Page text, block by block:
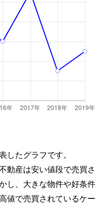
したグラフです。
動産は安い値段で売買さ
し、大きな物件や好条件
値で売買されているケー